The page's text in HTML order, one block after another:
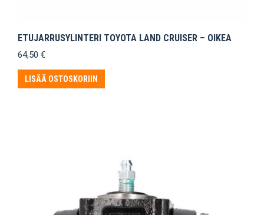
ETUJARRUSYLINTERI TOYOTA LAND CRUISER – OIKEA
64,50 €
LISÄÄ OSTOSKORIIN